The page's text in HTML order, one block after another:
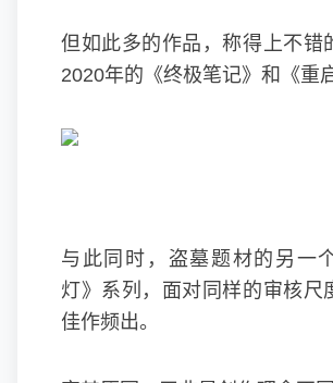
但如此多的作品，称得上不错
2020年的《终极笔记》和《重
与此同时，盗墓题材的另一
灯》系列，面对同样的审核尺
佳作频出。